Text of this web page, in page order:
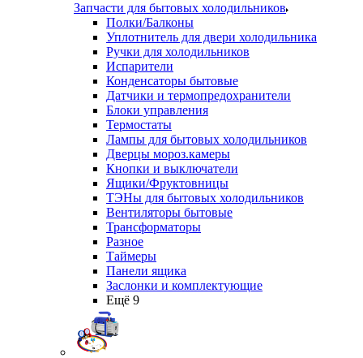
Запчасти для бытовых холодильников
Полки/Балконы
Уплотнитель для двери холодильника
Ручки для холодильников
Испарители
Конденсаторы бытовые
Датчики и термопредохранители
Блоки управления
Термостаты
Лампы для бытовых холодильников
Дверцы мороз.камеры
Кнопки и выключатели
Ящики/Фруктовницы
ТЭНы для бытовых холодильников
Вентиляторы бытовые
Трансформаторы
Разное
Таймеры
Панели ящика
Заслонки и комплектующие
Ещё 9